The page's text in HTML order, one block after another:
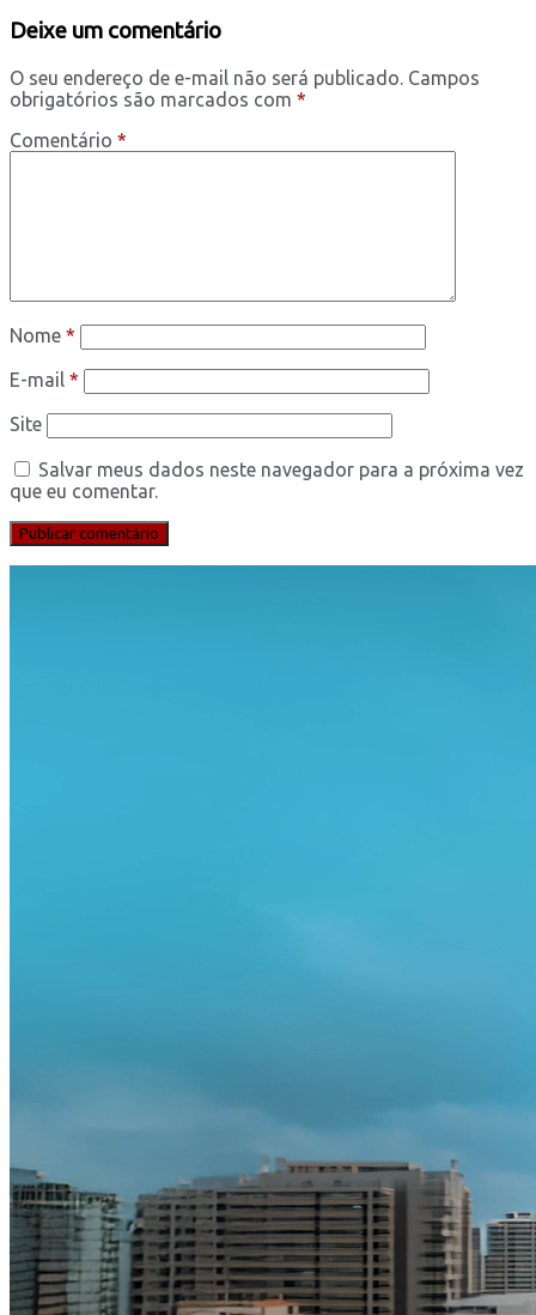
Deixe um comentário
O seu endereço de e-mail não será publicado. Campos
obrigatórios são marcados com *
Comentário *
Nome *
E-mail *
Site
Salvar meus dados neste navegador para a próxima vez
que eu comentar.